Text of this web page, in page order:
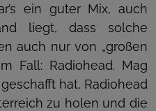
ein guter Mix, auch
liegt, dass solche
auch nur von „großen
Fall: Radiohead. Mag
hat, Radiohead
zu holen und die